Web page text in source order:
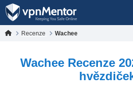
Recenze Wachee
Wachee Recenze